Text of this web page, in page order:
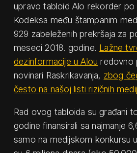
upravo tabloid Alo rekorder po
Kodeksa među štampanim
929 zabeleženih prekršaja za
meseci 2018. godine. Lažne
dezinformacije u Alou redovno
novinari Raskrikavanja, zbog
često na našoj listi rizičnih
Rad ovog tabloida su građani
godine finansirali sa najmanje
samo na medijskom konkursu